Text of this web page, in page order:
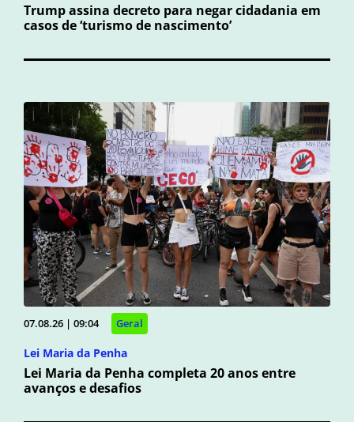
Trump assina decreto para negar cidadania em
casos de ‘turismo de nascimento’
07.08.26 | 09:04 Geral
Lei Maria da Penha
Lei Maria da Penha completa 20 anos entre
avanços e desafios